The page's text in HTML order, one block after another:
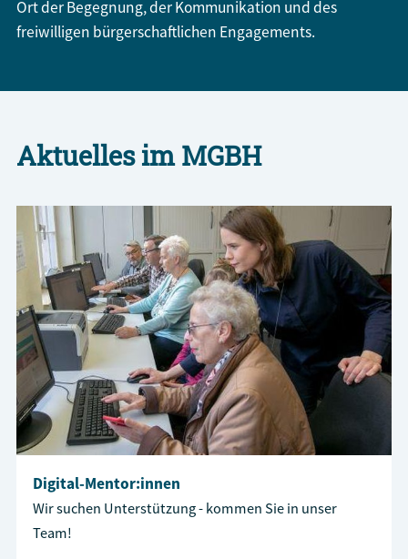
Ort der Begegnung, der Kommunikation und des
freiwilligen bürgerschaftlichen Engagements.
Aktuelles im MGBH
Digital-Mentor:innen
Wir suchen Unterstützung - kommen Sie in unser
Team!